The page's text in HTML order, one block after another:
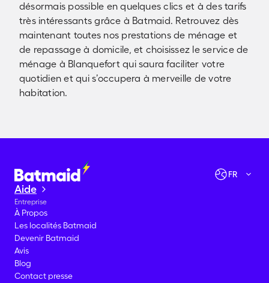
désormais possible en quelques clics et à des tarifs
très intéressants grâce à Batmaid. Retrouvez dès
maintenant toutes nos prestations de ménage et
de repassage à domicile, et choisissez le service de
ménage à Blanquefort qui saura faciliter votre
quotidien et qui s’occupera à merveille de votre
habitation.
FR
Aide
Entreprise
À Propos
Les localités Batmaid
Devenir Batmaid
Avis
Blog
Contact presse